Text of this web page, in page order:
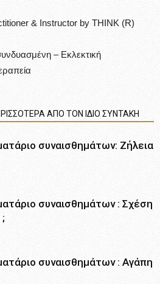
& Instructor by THINK (R)
– Εκλεκτική
ΑΠΟ ΤΟΝ ΙΔΙΟ ΣΥΝΤΑΚΗ
συναισθημάτων: Zήλεια
συναισθημάτων : Σχέση
συναισθημάτων : Αγάπη